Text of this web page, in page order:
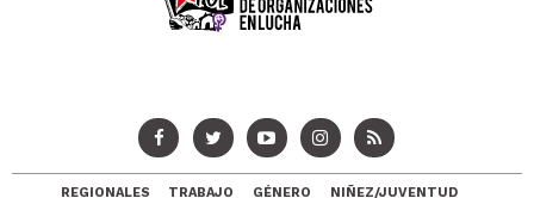
REGIONALES TRABAJO GÉNERO NIÑEZ/JUVENTUD